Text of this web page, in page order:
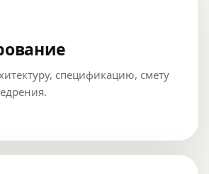
спецификацию, смету